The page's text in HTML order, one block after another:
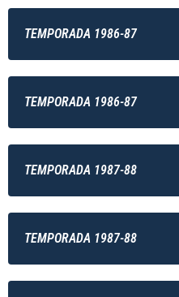
TEMPORADA 1986-87
TEMPORADA 1986-87
TEMPORADA 1987-88
TEMPORADA 1987-88